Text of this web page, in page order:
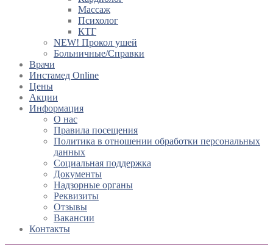
Массаж
Психолог
КТГ
NEW! Прокол ушей
Больничные/Справки
Врачи
Инстамед Online
Цены
Акции
Информация
О нас
Правила посещения
Политика в отношении обработки персональных
данных
Социальная поддержка
Документы
Надзорные органы
Реквизиты
Отзывы
Вакансии
Контакты